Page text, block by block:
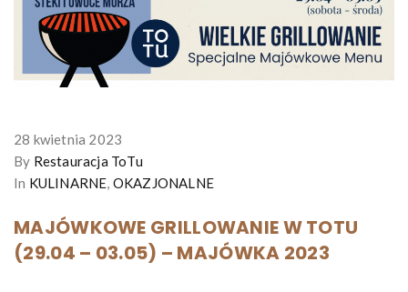
28 kwietnia 2023
By Restauracja ToTu
In KULINARNE, OKAZJONALNE
MAJÓWKOWE GRILLOWANIE W TOTU
(29.04 – 03.05) – MAJÓWKA 2023